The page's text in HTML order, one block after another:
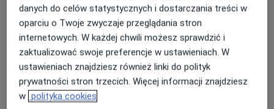
Konsultacja stomatologiczna (kolejna wizyta)
Szczegóły
Konsultacja stomatologiczna (pierwsza wizyta)
Od 100 zł Szczegóły
danych do celów statystycznych i dostarczania treści w
oparciu o Twoje zwyczaje przeglądania stron
internetowych. W każdej chwili możesz sprawdzić i
zaktualizować swoje preferencje w ustawieniach. W
ustawieniach znajdziesz również linki do polityk
prywatności stron trzecich. Więcej informacji znajdziesz
w polityka cookies